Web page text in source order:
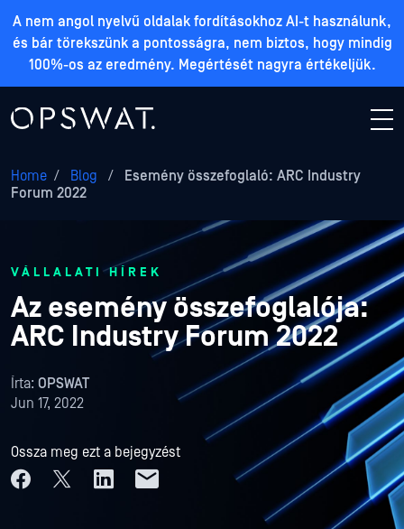
A nem angol nyelvű oldalak fordításokhoz AI-t használunk,
és bár törekszünk a pontosságra, nem biztos, hogy mindig
100%-os az eredmény. Megértését nagyra értékeljük.
Home / Blog /
Esemény összefoglaló: ARC Industry
Forum 2022
VÁLLALATI HÍREK
Az esemény összefoglalója:
ARC Industry Forum 2022
Írta: OPSWAT
Jun 17, 2022
Ossza meg ezt a bejegyzést